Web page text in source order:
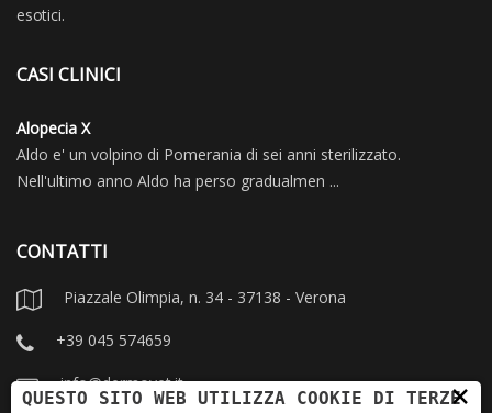
esotici.
CASI CLINICI
Alopecia X
Aldo e' un volpino di Pomerania di sei anni sterilizzato.
Nell'ultimo anno Aldo ha perso gradualmen ...
CONTATTI
Piazzale Olimpia, n. 34 - 37138 - Verona
+39 045 574659
info@dermovet.it ×
QUESTO SITO WEB UTILIZZA COOKIE DI TERZE